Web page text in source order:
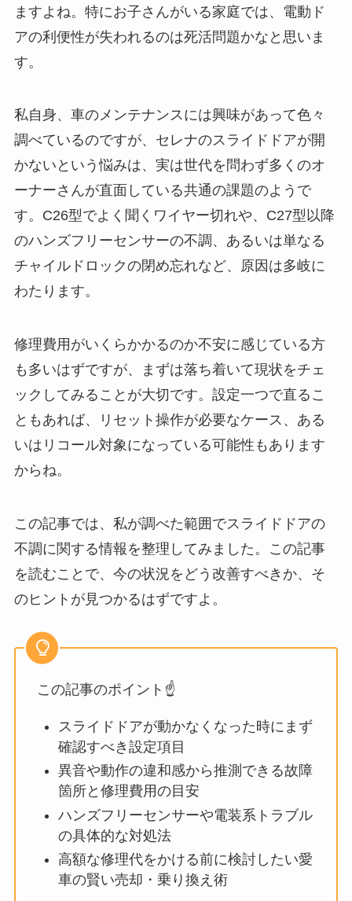
ますよね。特にお子さんがいる家庭では、電動ド
アの利便性が失われるのは死活問題かなと思いま
す。
私自身、車のメンテナンスには興味があって色々
調べているのですが、セレナのスライドドアが開
かないという悩みは、実は世代を問わず多くのオ
ーナーさんが直面している共通の課題のようで
す。C26型でよく聞くワイヤー切れや、C27型以降
のハンズフリーセンサーの不調、あるいは単なる
チャイルドロックの閉め忘れなど、原因は多岐に
わたります。
修理費用がいくらかかるのか不安に感じている方
も多いはずですが、まずは落ち着いて現状をチェ
ックしてみることが大切です。設定一つで直るこ
ともあれば、リセット操作が必要なケース、ある
いはリコール対象になっている可能性もあります
からね。
この記事では、私が調べた範囲でスライドドアの
不調に関する情報を整理してみました。この記事
を読むことで、今の状況をどう改善すべきか、そ
のヒントが見つかるはずですよ。
この記事のポイント☝️
スライドドアが動かなくなった時にまず
確認すべき設定項目
異音や動作の違和感から推測できる故障
箇所と修理費用の目安
ハンズフリーセンサーや電装系トラブル
の具体的な対処法
高額な修理代をかける前に検討したい愛
車の賢い売却・乗り換え術